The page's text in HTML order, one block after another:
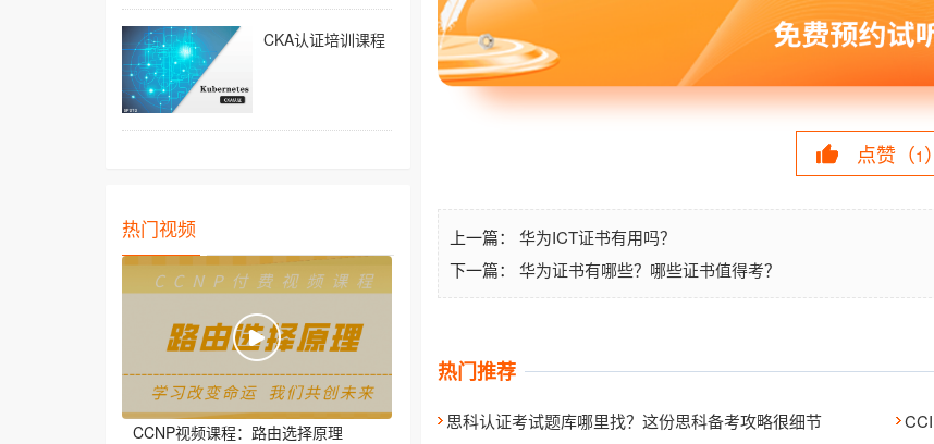
CKA认证培训课程
热门视频
CCNP视频课程：路由选择原理
点赞（1 ）
上一篇： 华为ICT证书有用吗？
下一篇： 华为证书有哪些？哪些证书值得考？
热门推荐
思科认证考试题库哪里找？这份思科备考攻略很细节